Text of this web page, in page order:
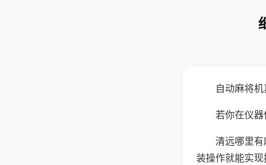
自动麻将
若你在仪
清远哪里
装操作就能实现